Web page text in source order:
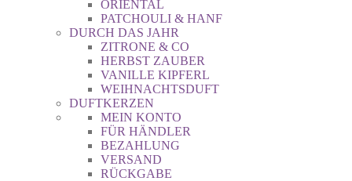
ORIENTAL
PATCHOULI & HANF
DURCH DAS JAHR
ZITRONE & CO
HERBST ZAUBER
VANILLE KIPFERL
WEIHNACHTSDUFT
DUFTKERZEN
MEIN KONTO
FÜR HÄNDLER
BEZAHLUNG
VERSAND
RÜCKGABE